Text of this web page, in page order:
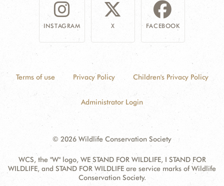
INSTAGRAM X FACEBOOK
Terms of use Privacy Policy Children's Privacy Policy
Administrator Login
© 2026 Wildlife Conservation Society
WCS, the "W" logo, WE STAND FOR WILDLIFE, I STAND FOR
WILDLIFE, and STAND FOR WILDLIFE are service marks of Wildlife
Conservation Society.